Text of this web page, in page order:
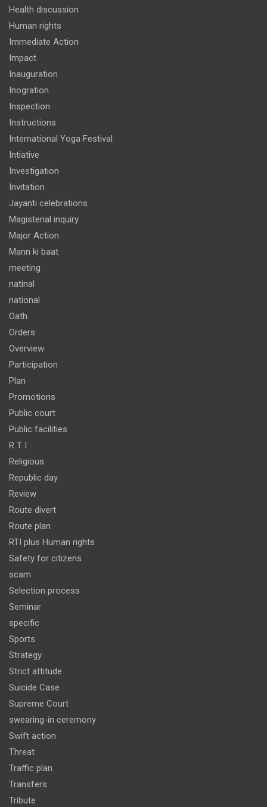
Health discussion
Human rights
Immediate Action
Impact
Inauguration
Inogration
Inspection
Instructions
International Yoga Festival
Intiative
Investigation
Invitation
Jayanti celebrations
Magisterial inquiry
Major Action
Mann ki baat
meeting
natinal
national
Oath
Orders
Overview
Participation
Plan
Promotions
Public court
Public facilities
R T I
Religious
Republic day
Review
Route divert
Route plan
RTI plus Human rights
Safety for citizens
scam
Selection process
Seminar
specific
Sports
Strategy
Strict attitude
Suicide Case
Supreme Court
swearing-in ceremony
Swift action
Threat
Traffic plan
Transfers
Tribute